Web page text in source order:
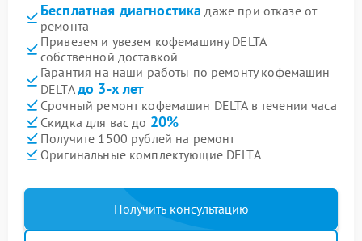
Бесплатная диагностика даже при отказе от
ремонта
Привезем и увезем кофемашину DELTA
собственной доставкой
Гарантия на наши работы по ремонту кофемашин
DELTAдо 3-х лет
Срочный ремонт кофемашин DELTA в течении часа
Скидка для вас до 20%
Получите 1500 рублей на ремонт
Оригинальные комплектующие DELTA
Получить консультацию